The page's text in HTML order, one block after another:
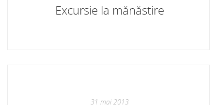
Excursie la mănăstire
31 mai 2013